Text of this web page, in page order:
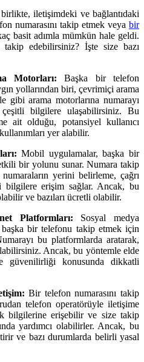
iletişimdeki ve bağlantıdaki
numarasını takip etmek veya bir
basit adımla mümkün hale geldi.
edebilirsiniz? İşte size bazı
Motorları: Başka bir telefon
yollarından biri, çevrimiçi arama
gibi arama motorlarına numarayı
bilgilere ulaşabilirsiniz. Bu
ait olduğu, potansiyel kullanıcı
yer alabilir.
Mobil uygulamalar, başka bir
bir yolunu sunar. Numara takip
yerini belirleme, çağrı
bilgilere erişim sağlar. Ancak, bu
ve bazıları ücretli olabilir.
Platformları: Sosyal medya
bir telefonu takip etmek için
bu platformlarda aratarak,
Ancak, bu yöntemle elde
güvenilirliği konusunda dikkatli
Bir telefon numarasını takip
telefon operatörüyle iletişime
bilgilerine erişebilir ve size takip
yardımcı olabilirler. Ancak, bu
ve bazı durumlarda belirli yasal